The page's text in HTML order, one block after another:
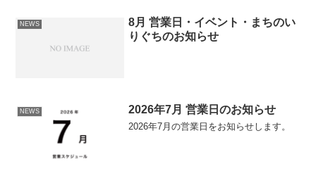
NEWS
8月 営業日・イベント・まちのい
りぐちのお知らせ
NEWS 2026年7月 営業日のお知らせ
2026年7月の営業日をお知らせします。